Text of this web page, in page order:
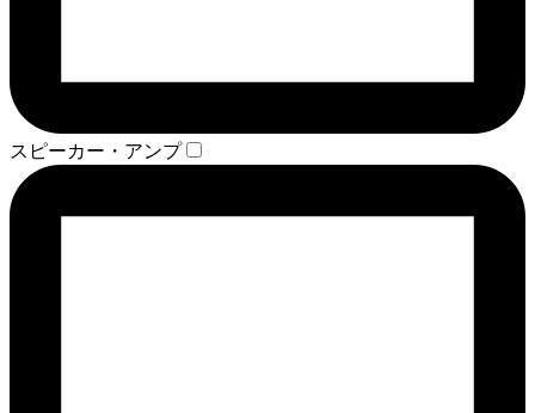
スピーカー・アンプ